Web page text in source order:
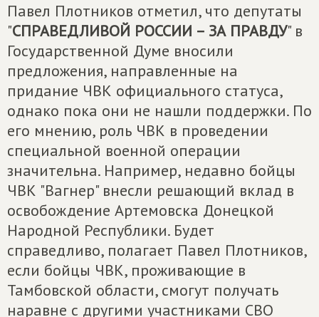
Павел Плотников отметил, что депутаты
"СПРАВЕДЛИВОЙ РОССИИ – ЗА ПРАВДУ" в
Государственной Думе вносили
предложения, направленные на
придание ЧВК официального статуса,
однако пока они не нашли поддержки. По
его мнению, роль ЧВК в проведении
специальной военной операции
значительна. Например, недавно бойцы
ЧВК "Вагнер" внесли решающий вклад в
освобождение Артемовска Донецкой
Народной Республики. Будет
справедливо, полагает Павел Плотников,
если бойцы ЧВК, проживающие в
Тамбовской области, смогут получать
наравне с другими участниками СВО